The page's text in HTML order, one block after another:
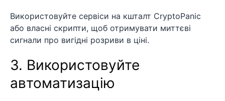
Використовуйте сервіси на кшталт CryptoPanic
або власні скрипти, щоб отримувати миттєві
сигнали про вигідні розриви в ціні.
3. Використовуйте
автоматизацію